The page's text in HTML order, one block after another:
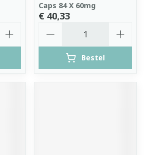
Caps 84 X 60mg
€ 40,33
Bestel